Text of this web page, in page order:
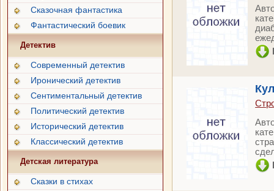
Сказочная фантастика
Фантастический боевик
Детектив
Современный детектив
Иронический детектив
Сентиментальный детектив
Политический детектив
Исторический детектив
Классический детектив
Детская литература
Сказки в стихах